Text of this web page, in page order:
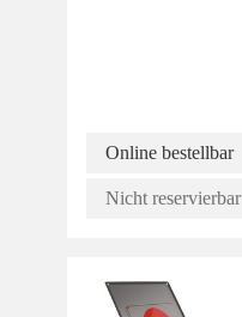
Online bestellbar
Nicht reservierbar